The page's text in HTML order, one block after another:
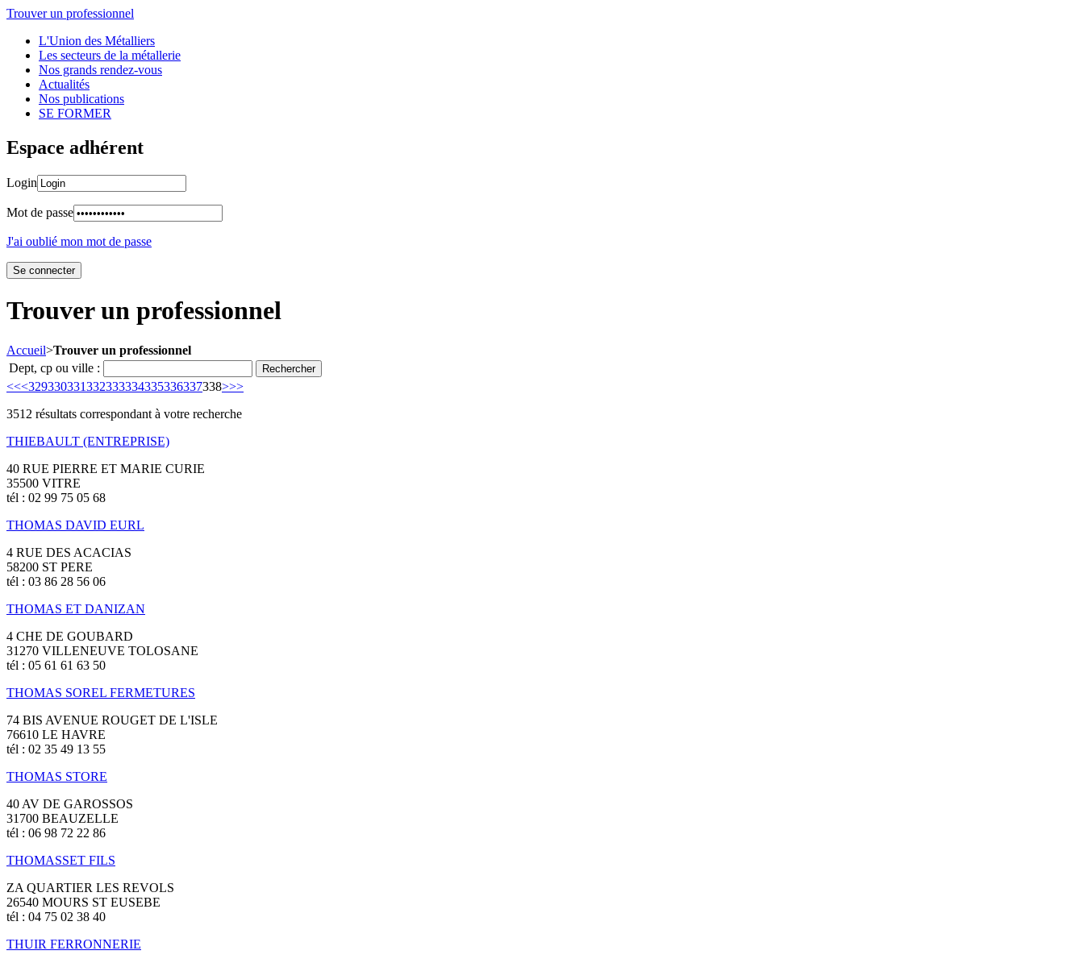
Trouver un professionnel
L'Union des Métalliers
Les secteurs de la métallerie
Nos grands rendez-vous
Actualités
Nos publications
SE FORMER
Espace adhérent
Login
Mot de passe
J'ai oublié mon mot de passe
Trouver un professionnel
Accueil>Trouver un professionnel
Dept, cp ou ville :
<<<329330331332333334335336337338>>>
3512 résultats correspondant à votre recherche
THIEBAULT (ENTREPRISE)
40 RUE PIERRE ET MARIE CURIE
35500 VITRE
tél : 02 99 75 05 68
THOMAS DAVID EURL
4 RUE DES ACACIAS
58200 ST PERE
tél : 03 86 28 56 06
THOMAS ET DANIZAN
4 CHE DE GOUBARD
31270 VILLENEUVE TOLOSANE
tél : 05 61 61 63 50
THOMAS SOREL FERMETURES
74 BIS AVENUE ROUGET DE L'ISLE
76610 LE HAVRE
tél : 02 35 49 13 55
THOMAS STORE
40 AV DE GAROSSOS
31700 BEAUZELLE
tél : 06 98 72 22 86
THOMASSET FILS
ZA QUARTIER LES REVOLS
26540 MOURS ST EUSEBE
tél : 04 75 02 38 40
THUIR FERRONNERIE